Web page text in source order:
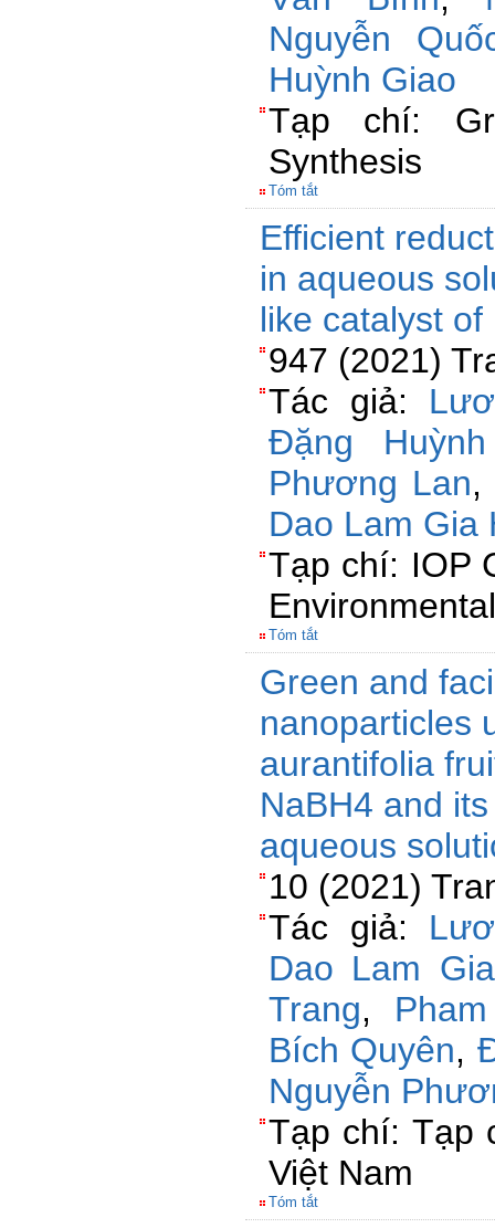
Nguyễn
Huỳnh Giao
Tạp chí:
Synthesis
Tóm tắt
Efficient
in aqueous
like catalyst
947 (2021)
Tác giả:
Đặng
Phương Lan
Dao Lam Gia
Tạp chí: IOP
Tóm tắt
Green and
nanoparticles
aurantifolia
NaBH4 and
aqueous
10 (2021)
Tác giả:
Dao Lam
Trang,
Bích Quyên,
Nguyễn
Tạp chí: Tạp
Việt Nam
Tóm tắt